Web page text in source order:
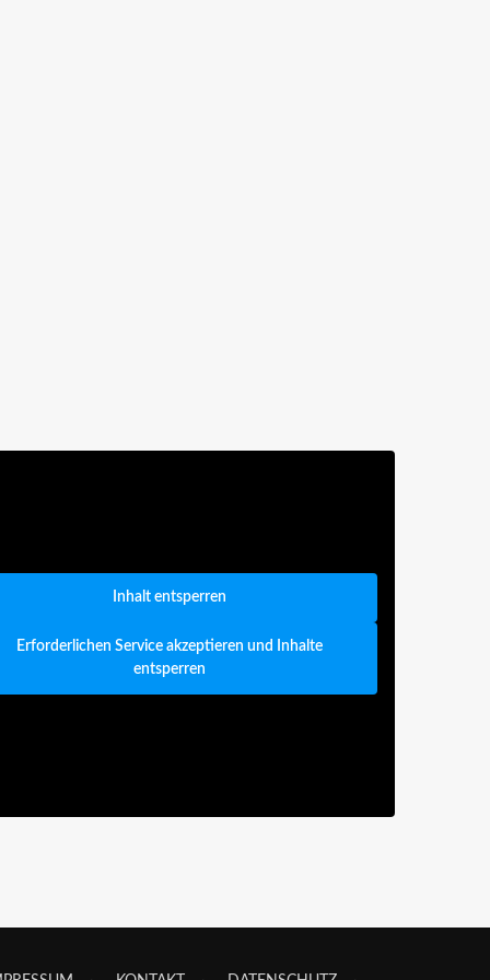
Inhalt entsperren
Erforderlichen Service akzeptieren und Inhalte
entsperren